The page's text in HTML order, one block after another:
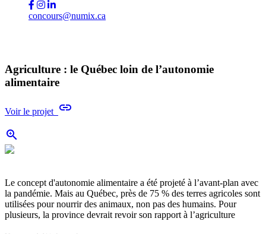
concours@numix.ca
Agriculture : le Québec loin de l’autonomie
alimentaire
Voir le projet link
zoom_in
Le concept d'autonomie alimentaire a été projeté à l’avant-plan avec
la pandémie. Mais au Québec, près de 75 % des terres agricoles sont
utilisées pour nourrir des animaux, non pas des humains. Pour
plusieurs, la province devrait revoir son rapport à l’agriculture